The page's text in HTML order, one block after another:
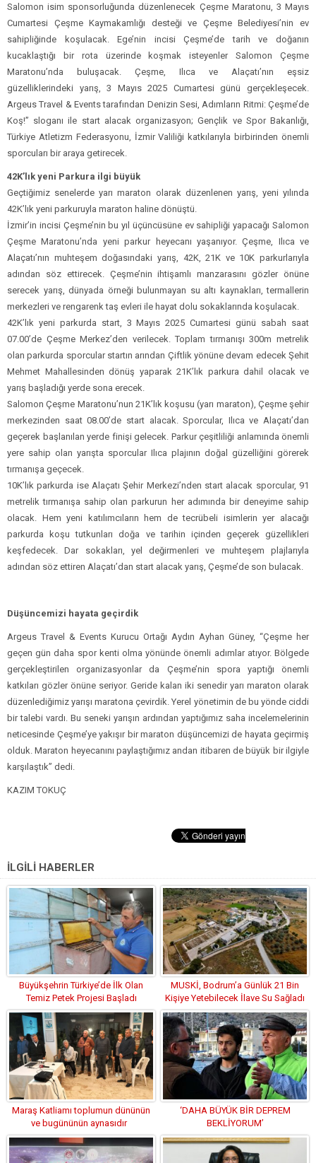
Salomon isim sponsorluğunda düzenlenecek Çeşme Maratonu, 3 Mayıs
Cumartesi Çeşme Kaymakamlığı desteği ve Çeşme Belediyesi’nin ev
sahipliğinde koşulacak. Ege’nin incisi Çeşme’de tarih ve doğanın
kucaklaştığı bir rota üzerinde koşmak isteyenler Salomon Çeşme
Maratonu’nda buluşacak. Çeşme, Ilıca ve Alaçatı’nın eşsiz
güzelliklerindeki yarış, 3 Mayıs 2025 Cumartesi günü gerçekleşecek.
Argeus Travel & Events tarafından Denizin Sesi, Adımların Ritmi: Çeşme’de
Koş!” sloganı ile start alacak organizasyon; Gençlik ve Spor Bakanlığı,
Türkiye Atletizm Federasyonu, İzmir Valiliği katkılarıyla birbirinden önemli
sporcuları bir araya getirecek.
42K’lık yeni Parkura ilgi büyük
Geçtiğimiz senelerde yarı maraton olarak düzenlenen yarış, yeni yılında
42K’lık yeni parkuruyla maraton haline dönüştü.
İzmir’in incisi Çeşme’nin bu yıl üçüncüsüne ev sahipliği yapacağı Salomon
Çeşme Maratonu’nda yeni parkur heyecanı yaşanıyor. Çeşme, Ilıca ve
Alaçatı’nın muhteşem doğasındaki yarış, 42K, 21K ve 10K parkurlarıyla
adından söz ettirecek. Çeşme’nin ihtişamlı manzarasını gözler önüne
serecek yarış, dünyada örneği bulunmayan su altı kaynakları, termallerin
merkezleri ve rengarenk taş evleri ile hayat dolu sokaklarında koşulacak.
42K’lık yeni parkurda start, 3 Mayıs 2025 Cumartesi günü sabah saat
07.00’de Çeşme Merkez’den verilecek. Toplam tırmanışı 300m metrelik
olan parkurda sporcular startın arından Çiftlik yönüne devam edecek Şehit
Mehmet Mahallesinden dönüş yaparak 21K’lık parkura dahil olacak ve
yarış başladığı yerde sona erecek.
Salomon Çeşme Maratonu’nun 21K’lık koşusu (yarı maraton), Çeşme şehir
merkezinden saat 08.00’de start alacak. Sporcular, Ilıca ve Alaçatı’dan
geçerek başlanılan yerde finişi gelecek. Parkur çeşitliliği anlamında önemli
yere sahip olan yarışta sporcular Ilıca plajının doğal güzelliğini görerek
tırmanışa geçecek.
10K’lık parkurda ise Alaçatı Şehir Merkezi’nden start alacak sporcular, 91
metrelik tırmanışa sahip olan parkurun her adımında bir deneyime sahip
olacak. Hem yeni katılımcıların hem de tecrübeli isimlerin yer alacağı
parkurda koşu tutkunları doğa ve tarihin içinden geçerek güzellikleri
keşfedecek. Dar sokakları, yel değirmenleri ve muhteşem plajlarıyla
adından söz ettiren Alaçatı’dan start alacak yarış, Çeşme’de son bulacak.
Düşüncemizi hayata geçirdik
Argeus Travel & Events Kurucu Ortağı Aydın Ayhan Güney, “Çeşme her
geçen gün daha spor kenti olma yönünde önemli adımlar atıyor. Bölgede
gerçekleştirilen organizasyonlar da Çeşme’nin spora yaptığı önemli
katkıları gözler önüne seriyor. Geride kalan iki senedir yarı maraton olarak
düzenlediğimiz yarışı maratona çevirdik. Yerel yönetimin de bu yönde ciddi
bir talebi vardı. Bu seneki yarışın ardından yaptığımız saha incelemelerinin
neticesinde Çeşme’ye yakışır bir maraton düşüncemizi de hayata geçirmiş
olduk. Maraton heyecanını paylaştığımız andan itibaren de büyük bir ilgiyle
karşılaştık” dedi.
KAZIM TOKUÇ
İLGİLİ HABERLER
Büyükşehrin Türkiye’de İlk Olan
Temiz Petek Projesi Başladı
MUSKİ, Bodrum’a Günlük 21 Bin
Kişiye Yetebilecek İlave Su Sağladı
Maraş Katliamı toplumun dününün
ve bugününün aynasıdır
‘DAHA BÜYÜK BİR DEPREM
BEKLİYORUM’